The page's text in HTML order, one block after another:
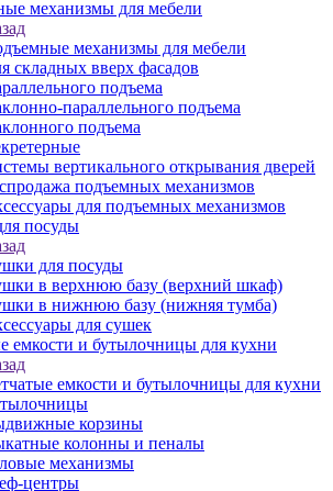
механизмы для мебели
механизмы для мебели
складных вверх фасадов
подъема
параллельного подъема
подъема
вертикального открывания дверей
подъемных механизмов
для подъемных механизмов
посуды
для посуды
в верхнюю базу (верхний шкаф)
в нижнюю базу (нижняя тумба)
для сушек
емкости и бутылочницы для кухни
емкости и бутылочницы для кухни
корзины
колонны и пеналы
механизмы
центры